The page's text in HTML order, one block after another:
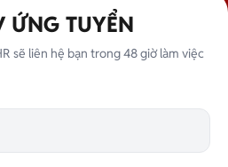
ỨNG TUYỂN
sẽ liên hệ bạn trong 48 giờ làm việc